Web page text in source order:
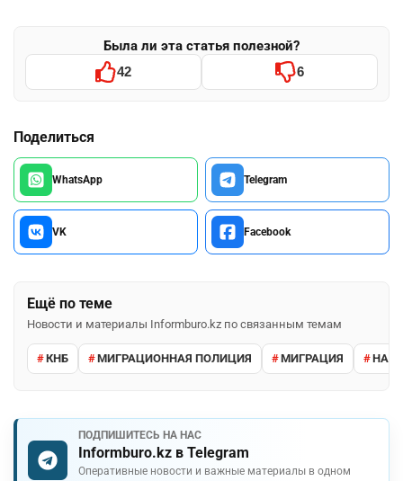
Была ли эта статья полезной?
42 6
Поделиться
WhatsApp Telegram
VK Facebook
Ещё по теме
Новости и материалы Informburo.kz по связанным темам
КНБ МИГРАЦИОННАЯ ПОЛИЦИЯ МИГРАЦИЯ
ПОДПИШИТЕСЬ НА НАС
Informburo.kz в Telegram
Оперативные новости и важные материалы в одном